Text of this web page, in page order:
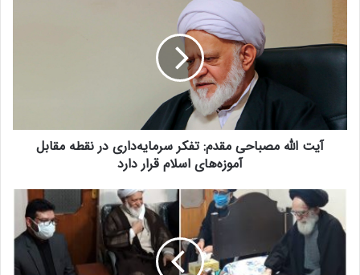
ا
ل
م
ص
ق
آیت الله مصباحی مقدم: تفکر سرمایه‌داری در نقطه مقابل
آموزه‌های اسلام قرار دارد
و